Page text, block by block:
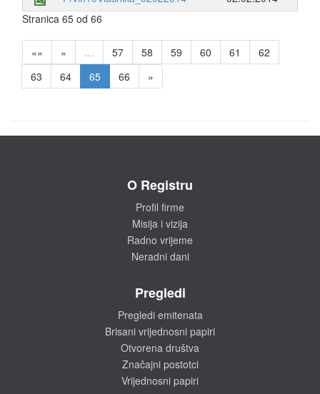
Stranica 65 od 66
«« « … 57 58 59 60 61
62
63
64 65 66 »
O Registru
Profil firme
Misija i vizija
Radno vrijeme
Neradni dani
Pregledi
Pregledi emitenata
Brisani vrijednosni papiri
Otvorena društva
Značajni postotci
Vrijednosni papiri